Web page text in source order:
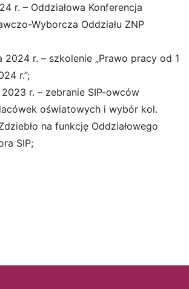
r. – Oddziałowa Konferencja
Wyborcza Oddziału ZNP
2024 r. – szkolenie „Prawo pracy od 1
r.”;
r. – zebranie SIP-owców
oświatowych i wybór kol.
na funkcję Oddziałowego
SIP;